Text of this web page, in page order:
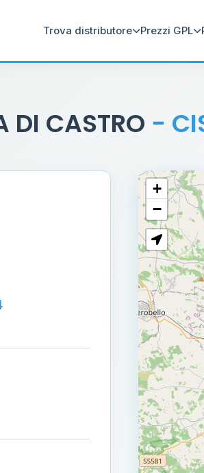
Trova distributore Prezzi GPL
DI CASTRO -
+
−